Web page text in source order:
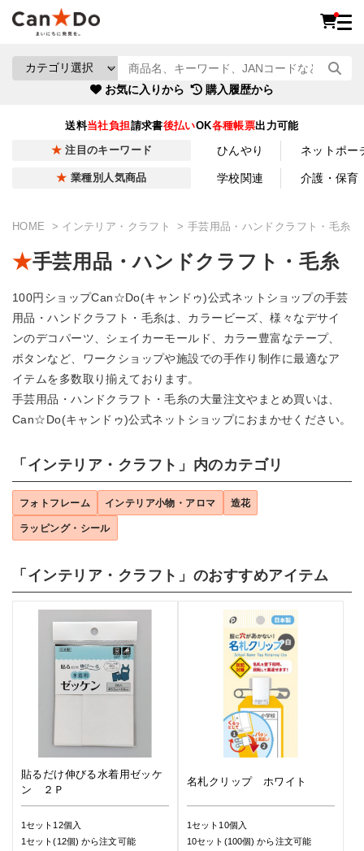
お気に入りから 購入履歴から
送料当社負担請求書後払いOK各種帳票出力可能
注目のキーワード ひんやり ネットポー
業種別人気商品 学校関連 介護・保育
HOME インテリア・クラフト 手芸用品・ハンドクラフト・毛糸
手芸用品・ハンドクラフト・毛糸
100円ショップCan☆Do(キャンドゥ)公式ネットショップの手芸
用品・ハンドクラフト・毛糸は、カラービーズ、様々なデサイ
ンのデコパーツ、シェイカーモールド、カラー豊富なテープ、
ボタンなど、ワークショップや施設での手作り制作に最適なア
イテムを多数取り揃えております。
手芸用品・ハンドクラフト・毛糸の大量注文やまとめ買いは、
Can☆Do(キャンドゥ)公式ネットショップにおまかせください。
「インテリア・クラフト」内のカテゴリ
フォトフレーム インテリア小物・アロマ 造花
ラッピング・シール
「インテリア・クラフト」のおすすめアイテム
貼るだけ伸びる水着用ゼッケ
ン ２Ｐ
1セット12個入
1セット(12個)から注文可能
名札クリップ ホワイト
1セット10個入
10セット(100個)から注文可能